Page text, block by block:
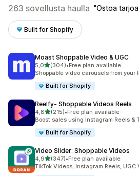
263 sovellusta haulla Ostoa
Built for Shopify
Moast Shoppable Video & UGC
5,0/ 5 tähteä
(304)
304 arvostelua yhteensä
•Free plan available
Shoppable video carousels from your
Built for Shopify
Reelfy‑ Shoppable Videos Reels
4,8/ 5 tähteä
(215)
215 arvostelua yhteensä
•Free plan available
Boost sales using Instagram Reels &
Built for Shopify
Video Slider: Shoppable Videos
4,9/ 5 tähteä
(347)
347 arvostelua yhteensä
•Free plan available
TikTok Videos, Instagram Reels,